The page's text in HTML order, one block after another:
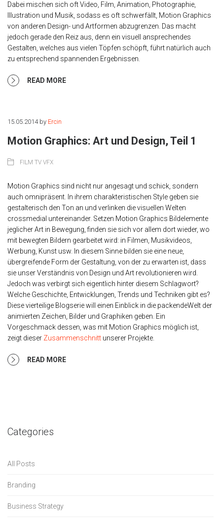
Dabei mischen sich oft Video, Film, Animation, Photographie,
Illustration und Musik, sodass es oft schwerfällt, Motion Graphics
von anderen Design- und Artformen abzugrenzen. Das macht
jedoch gerade den Reiz aus, denn ein visuell ansprechendes
Gestalten, welches aus vielen Töpfen schöpft, führt natürlich auch
zu entsprechend spannenden Ergebnissen.
READ MORE
15.05.2014by Ercin
Motion Graphics: Art und Design, Teil 1
FILM TV VFX
Motion Graphics sind nicht nur angesagt und schick, sondern
auch omnipräsent. In ihrem charakteristischen Style geben sie
gestalterisch den Ton an und verlinken die visuellen Welten
crossmedial untereinander. Setzen Motion Graphics Bildelemente
jeglicher Art in Bewegung, finden sie sich vor allem dort wieder, wo
mit bewegten Bildern gearbeitet wird: in Filmen, Musikvideos,
Werbung, Kunst usw. In diesem Sinne bilden sie eine neue,
übergreifende Form der Gestaltung, von der zu erwarten ist, dass
sie unser Verständnis von Design und Art revolutionieren wird.
Jedoch was verbirgt sich eigentlich hinter diesem Schlagwort?
Welche Geschichte, Entwicklungen, Trends und Techniken gibt es?
Diese vierteilige Blogserie will einen Einblick in die packendeWelt der
animierten Zeichen, Bilder und Graphiken geben. Ein
Vorgeschmack dessen, was mit Motion Graphics möglich ist,
zeigt dieser Zusammenschnitt unserer Projekte.
READ MORE
Categories
All Posts
Branding
Business Strategy